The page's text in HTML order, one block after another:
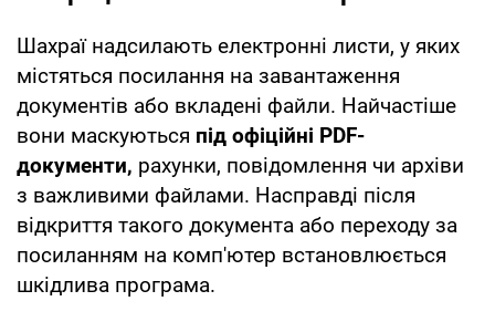
Шахраї надсилають електронні листи, у яких
містяться посилання на завантаження
документів або вкладені файли. Найчастіше
вони маскуються під офіційні PDF-
документи, рахунки, повідомлення чи архіви
з важливими файлами. Насправді після
відкриття такого документа або переходу за
посиланням на комп'ютер встановлюється
шкідлива програма.